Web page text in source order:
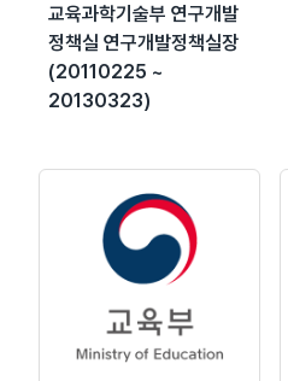
교육과학기술부 연구개발
정책실 연구개발정책실장
(20110225 ~
20130323)